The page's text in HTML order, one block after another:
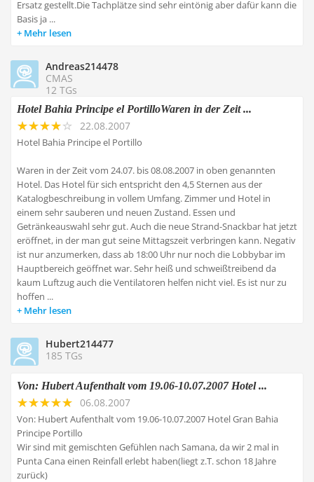
Ersatz gestellt.Die Tachplätze sind sehr eintönig aber dafür kann die
Basis ja ...
Mehr lesen
Andreas214478
CMAS
12 TGs
Hotel Bahia Principe el PortilloWaren in der Zeit ...
22.08.2007
Hotel Bahia Principe el Portillo
Waren in der Zeit vom 24.07. bis 08.08.2007 in oben genannten
Hotel. Das Hotel für sich entspricht den 4,5 Sternen aus der
Katalogbeschreibung in vollem Umfang. Zimmer und Hotel in
einem sehr sauberen und neuen Zustand. Essen und
Getränkeauswahl sehr gut. Auch die neue Strand-Snackbar hat jetzt
eröffnet, in der man gut seine Mittagszeit verbringen kann. Negativ
ist nur anzumerken, dass ab 18:00 Uhr nur noch die Lobbybar im
Hauptbereich geöffnet war. Sehr heiß und schweißtreibend da
kaum Luftzug auch die Ventilatoren helfen nicht viel. Es ist nur zu
hoffen ...
Mehr lesen
Hubert214477
185 TGs
Von: Hubert Aufenthalt vom 19.06-10.07.2007 Hotel ...
06.08.2007
Von: Hubert Aufenthalt vom 19.06-10.07.2007 Hotel Gran Bahia
Principe Portillo
Wir sind mit gemischten Gefühlen nach Samana, da wir 2 mal in
Punta Cana einen Reinfall erlebt haben(liegt z.T. schon 18 Jahre
zurück)